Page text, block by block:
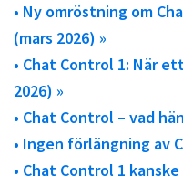
• Ny omröstning om
(mars 2026) »
• Chat Control 1: När
2026) »
• Chat Control – vad
• Ingen förlängning av
• Chat Control 1